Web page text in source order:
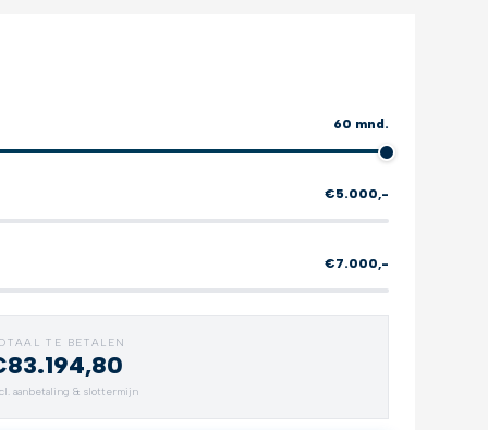
Verlengde garantie
60 mnd.
€5.000,-
€7.000,-
TE BETALEN
aanbetaling & slottermijn